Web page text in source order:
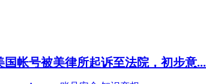
国帐号被美律所起诉至法院，初步意...